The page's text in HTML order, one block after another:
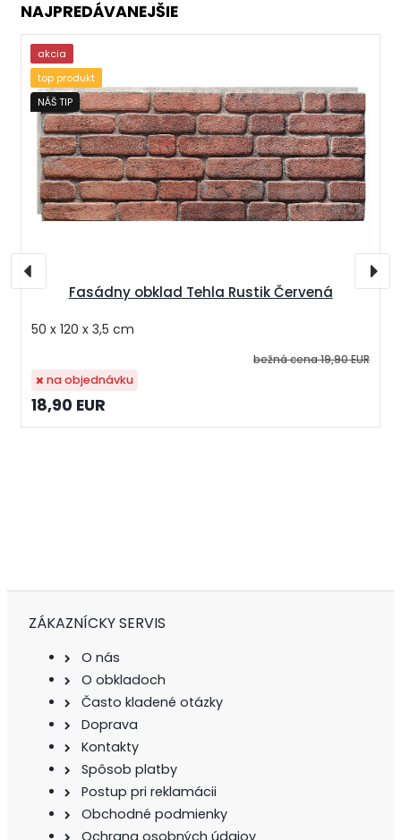
NAJPREDÁVANEJŠIE
Fasádny obklad Tehla Rustik Červená
50 x 120 x 3,5 cm
bežná cena19,90 EUR
18,90 EUR
na objednávku
akcia
top produkt
NÁŠ TIP
ZÁKAZNÍCKY SERVIS
O nás
O obkladoch
Často kladené otázky
Doprava
Kontakty
Spôsob platby
Postup pri reklamácii
Obchodné podmienky